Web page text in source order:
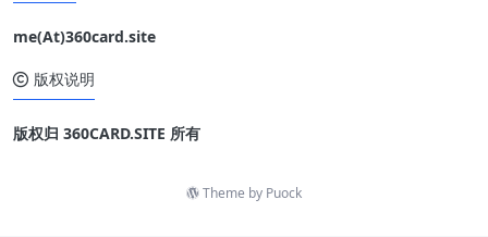
me(At)360card.site
版权说明
版权归 360CARD.SITE 所有
Theme by Puock